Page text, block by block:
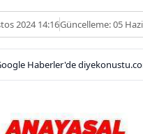
2024 14:16Güncelleme: 05
Haberler'de